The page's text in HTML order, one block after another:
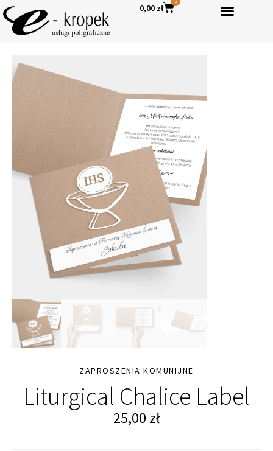
0,00 zł
ZAPROSZENIA KOMUNIJNE
Liturgical Chalice Label
25,00 zł